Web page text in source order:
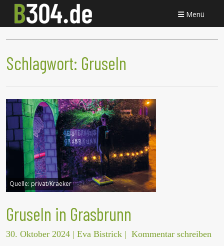
Menü
Schlagwort: Gruseln
Quelle: privat/Kraeker
Gruseln in Grasbrunn
30. Oktober 2024 | Eva Bistrick | Kommentar schreiben